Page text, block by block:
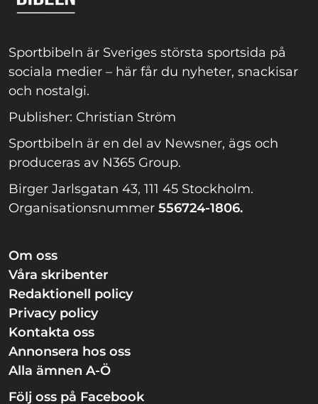
Sportbibeln är Sveriges största sportsida på
sociala medier – här får du nyheter, snackisar
och nostalgi.
Publisher: Christian Ström
Sportbibeln är en del av Newsner, ägs och
produceras av N365 Group.
Birger Jarlsgatan 43, 111 45 Stockholm.
Organisationsnummer 556724-1806.
Om oss
Våra skribenter
Redaktionell policy
Privacy policy
Kontakta oss
Annonsera hos oss
Alla ämnen A-Ö
Följ oss på Facebook